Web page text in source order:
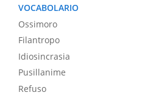
VOCABOLARIO
Ossimoro
Filantropo
Idiosincrasia
Pusillanime
Refuso